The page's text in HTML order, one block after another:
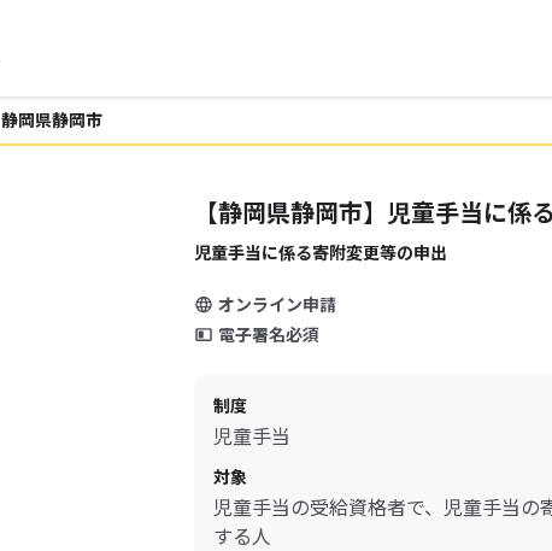
静岡県静岡市
【静岡県静岡市】児童手当に係
児童手当に係る寄附変更等の申出
オンライン申請
電子署名必須
制度
児童手当
対象
児童手当の受給資格者で、児童手当
する人